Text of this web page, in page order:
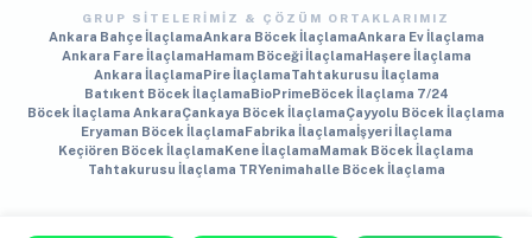
GRUP SITELERIMIZ & ÇÖZÜM ORTAKLARIMIZ
Ankara Bahçe İlaçlamaAnkara Böcek İlaçlamaAnkara Ev İlaçlama
Ankara Fare İlaçlamaHamam Böceği İlaçlamaHaşere İlaçlama
Ankara İlaçlamaPire İlaçlamaTahtakurusu İlaçlama
Batıkent Böcek İlaçlamaBioPrimeBöcek İlaçlama 7/24
Böcek İlaçlama AnkaraÇankaya Böcek İlaçlamaÇayyolu Böcek İlaçlama
Eryaman Böcek İlaçlamaFabrika İlaçlamaİşyeri İlaçlama
Keçiören Böcek İlaçlamaKene İlaçlamaMamak Böcek İlaçlama
Tahtakurusu İlaçlama TRYenimahalle Böcek İlaçlama